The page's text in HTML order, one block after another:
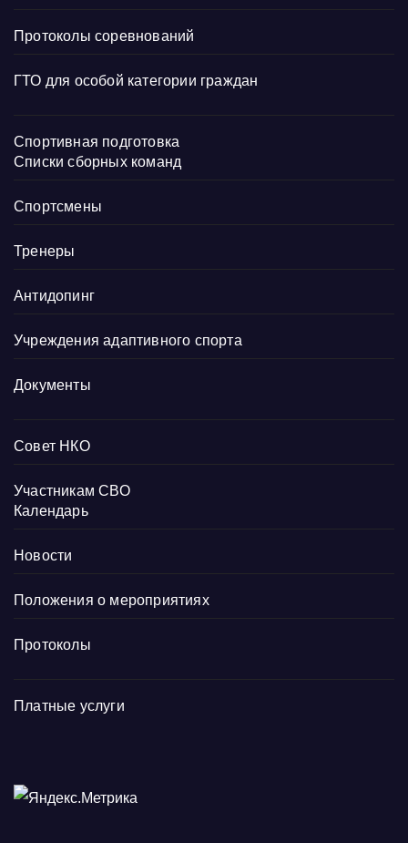
Протоколы соревнований
ГТО для особой категории граждан
Спортивная подготовка
Списки сборных команд
Спортсмены
Тренеры
Антидопинг
Учреждения адаптивного спорта
Документы
Совет НКО
Участникам СВО
Календарь
Новости
Положения о мероприятиях
Протоколы
Платные услуги